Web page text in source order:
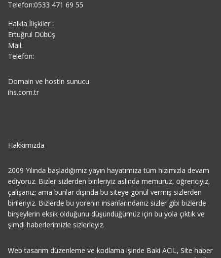
Telefon:0533 471 69 55
Halkla İlişkiler :
Ertuğrul Dübüş
Mail:
Telefon:
Domain ve hostin sunucu
ihs.com.tr
Hakkımızda
2009 Yılında başladığımız yayın hayatımıza tüm hızımızla devam
ediyoruz. Bizler sizlerden birileriyiz aslında memuruz, öğrenciyiz,
çalışanız; ama bunlar dışında bu siteye gönül vermiş sizlerden
birileriyiz. Bizlerde bu yörenin insanlarındanız sizler gibi bizlerde
birşeylerin eksik olduğunu düşündüğümüz için bu yola çıktık ve
şimdi haberlerimizle sizlerleyiz.
Web tasarım düzenleme ve kodlama işinde Baki ACiL, Site haber